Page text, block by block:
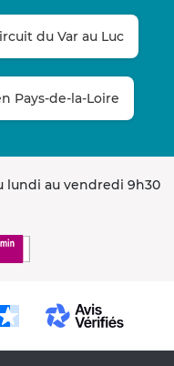
du Var au Luc
Pays-de-la-Loire
lundi au vendredi 9h30